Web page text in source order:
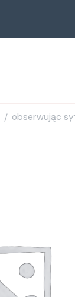
/ obserwując